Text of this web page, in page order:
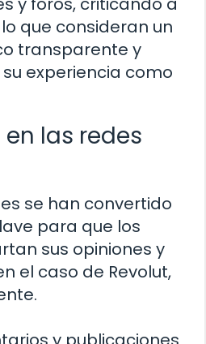
que consideran un
transparente y
experiencia como
las redes
se han convertido
para que los
sus opiniones y
el caso de Revolut,